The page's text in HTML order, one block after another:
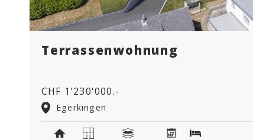
Terrassenwohnung
CHF 1'230'000.-
Egerkingen